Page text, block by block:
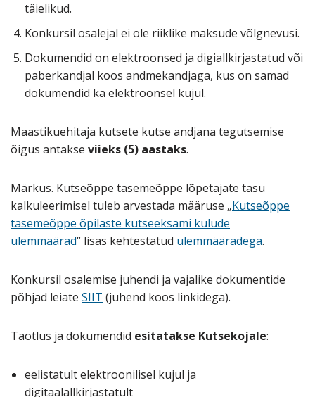
täielikud.
Konkursil osalejal ei ole riiklike maksude võlgnevusi.
Dokumendid on elektroonsed ja digiallkirjastatud või
paberkandjal koos andmekandjaga, kus on samad
dokumendid ka elektroonsel kujul.
Maastikuehitaja kutsete kutse andjana tegutsemise
õigus antakse viieks (5) aastaks.
Märkus. Kutseõppe tasemeõppe lõpetajate tasu
kalkuleerimisel tuleb arvestada määruse „Kutseõppe
tasemeõppe õpilaste kutseeksami kulude
ülemmäärad“ lisas kehtestatud ülemmääradega.
Konkursil osalemise juhendi ja vajalike dokumentide
põhjad leiate SIIT (juhend koos linkidega).
Taotlus ja dokumendid esitatakse Kutsekojale:
eelistatult elektroonilisel kujul ja
digitaalallkirjastatult